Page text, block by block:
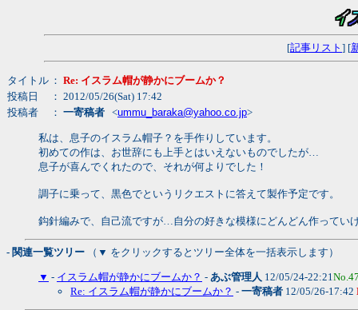
[記事リスト ] [
タイトル ： Re: イスラム帽が静かにブームか？
投稿日
： 2012/05/26(Sat) 17:42
投稿者
： 一寄稿者 <ummu_baraka@yahoo.co.jp>
私は、息子のイスラム帽子？を手作りしています。
初めての作は、お世辞にも上手とはいえないものでしたが…
息子が喜んでくれたので、それが何よりでした！
調子に乗って、黒色でというリクエストに答えて製作予定です。
鈎針編みで、自己流ですが…自分の好きな模様にどんどん作ってい
- 関連一覧ツリー （▼ をクリックするとツリー全体を一括表示します）
▼ - イスラム帽が静かにブームか？ - あぶ管理人 12/05/24-22:21
Re: イスラム帽が静かにブームか？ - 一寄稿者 12/05/26-17:42